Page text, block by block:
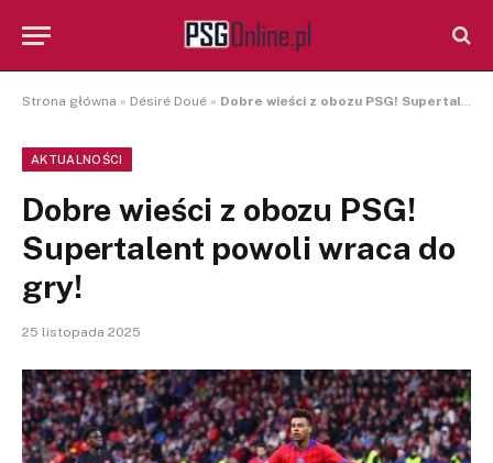
Strona główna » Désiré Doué » Dobre wieści z obozu PSG! Supertalent powoli wraca do gry!
AKTUALNOŚCI
Dobre wieści z obozu PSG!
Supertalent powoli wraca do
gry!
25 listopada 2025